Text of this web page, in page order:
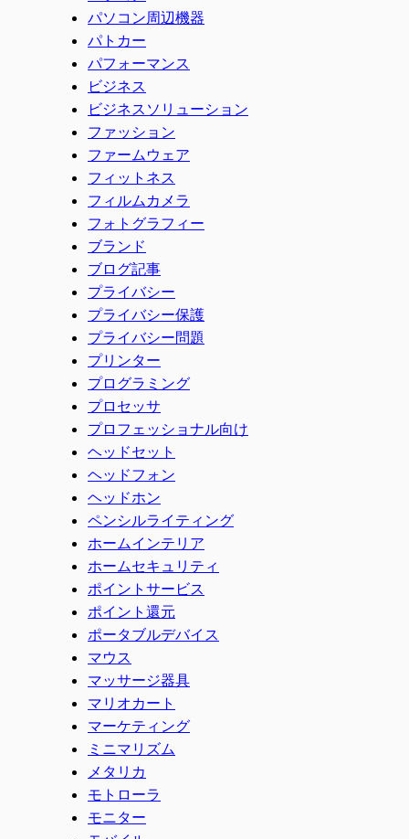
パソコン周辺機器
パトカー
パフォーマンス
ビジネス
ビジネスソリューション
ファッション
ファームウェア
フィットネス
フィルムカメラ
フォトグラフィー
ブランド
ブログ記事
プライバシー
プライバシー保護
プライバシー問題
プリンター
プログラミング
プロセッサ
プロフェッショナル向け
ヘッドセット
ヘッドフォン
ヘッドホン
ペンシルライティング
ホームインテリア
ホームセキュリティ
ポイントサービス
ポイント還元
ポータブルデバイス
マウス
マッサージ器具
マリオカート
マーケティング
ミニマリズム
メタリカ
モトローラ
モニター